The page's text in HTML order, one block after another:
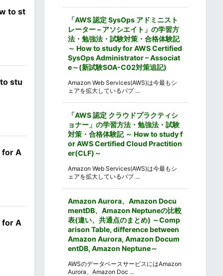
to st
to stu
for A
for A
「AWS 認定 SysOps アドミニスト
レーター – アソシエイト」の学習方
法・勉強法・試験対策・合格体験記
～ How to study for AWS Certified
SysOps Administrator – Associat
e～(新試験SOA-C02対策追記)
Amazon Web Services(AWS)は今最もシ
ェアを拡大しているパブ ...
「AWS 認定 クラウドプラクティシ
ョナー」の学習方法・勉強法・試験
対策・合格体験記 ～ How to study f
or AWS Certified Cloud Practition
er(CLF)～
Amazon Web Services(AWS)は今最もシ
ェアを拡大しているパブ ...
Amazon Aurora、Amazon Docu
mentDB、Amazon Neptuneの比較
表(違い、共通点のまとめ) ～Comp
arison Table, difference between
Amazon Aurora, Amazon Docum
entDB, Amazon Neptune～
AWSのデータベースサービスにはAmazon
Aurora、Amazon Doc ...